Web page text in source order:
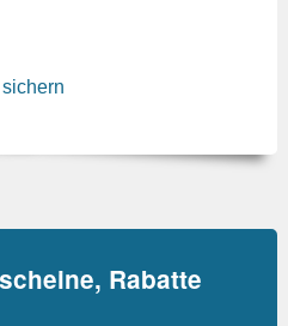
Rabatte